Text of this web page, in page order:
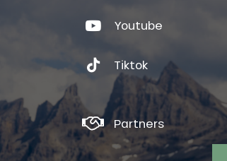
Youtube
Tiktok
Partners